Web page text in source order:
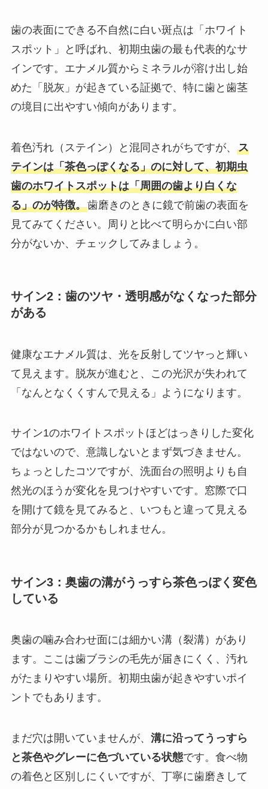
歯の表面にできる不自然に白い斑点は「ホワイト
スポット」と呼ばれ、初期虫歯の最も代表的なサ
インです。エナメル質からミネラルが溶け出し始
めた「脱灰」が起きている証拠で、特に歯と歯茎
の境目に出やすい傾向があります。
着色汚れ（ステイン）と混同されがちですが、 ス
テインは「茶色っぽくなる」のに対して、初期虫
歯のホワイトスポットは「周囲の歯より白くな
る」のが特徴。歯磨きのときに鏡で前歯の表面を
見てみてください。周りと比べて明らかに白い部
分がないか、チェックしてみましょう。
サイン2：歯のツヤ・透明感がなくなった部分
がある
健康なエナメル質は、光を反射してツヤっと輝い
て見えます。脱灰が進むと、この光沢が失われて
「なんとなくくすんで見える」ようになります。
サイン1のホワイトスポットほどはっきりした変化
ではないので、意識しないとまず気づきません。
ちょっとしたコツですが、洗面台の照明よりも自
然光のほうが変化を見つけやすいです。窓際で口
を開けて鏡を見てみると、いつもと違って見える
部分が見つかるかもしれません。
サイン3：奥歯の溝がうっすら茶色っぽく変色
している
奥歯の噛み合わせ面には細かい溝（裂溝）があり
ます。ここは歯ブラシの毛先が届きにくく、汚れ
がたまりやすい場所。初期虫歯が起きやすいポイ
ントでもあります。
まだ穴は開いていませんが、 溝に沿ってうっすら
と茶色やグレーに色づいている状態です。食べ物
の着色と区別しにくいですが、丁寧に歯磨きして